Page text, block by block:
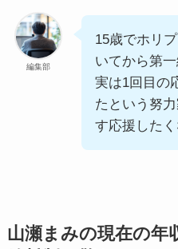
編集部
15歳でホリ
いてから第
実は1回目の
たという努
す応援したく
山瀬まみの現在の年